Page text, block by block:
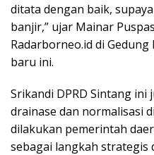
ditata dengan baik,
banjir,” ujar Mainar
Radarborneo.id di
baru ini.
Srikandi DPRD Sintang
drainase dan normalisasi
dilakukan pemerintah
sebagai langkah strategis